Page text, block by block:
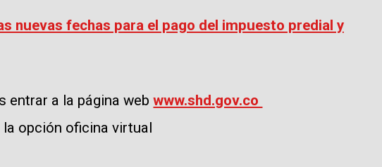
nuevas fechas para el pago del impuesto predial y
entrar a la página webwww.shd.gov.co
opción oficina virtual